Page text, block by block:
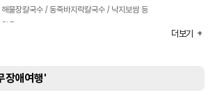
해물장칼국수 / 동죽바지락칼국수 / 낙지보쌈 등
있음
더보기
장애여행'